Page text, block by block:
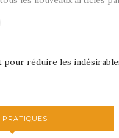
pour réduire les
PRATIQUES